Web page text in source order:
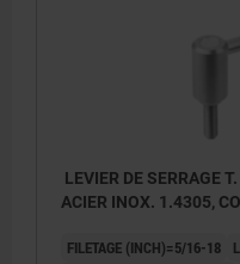
LEVIER DE SERRAGE
ACIER INOX. 1.4305,
FILETAGE (INCH)=5/16-18